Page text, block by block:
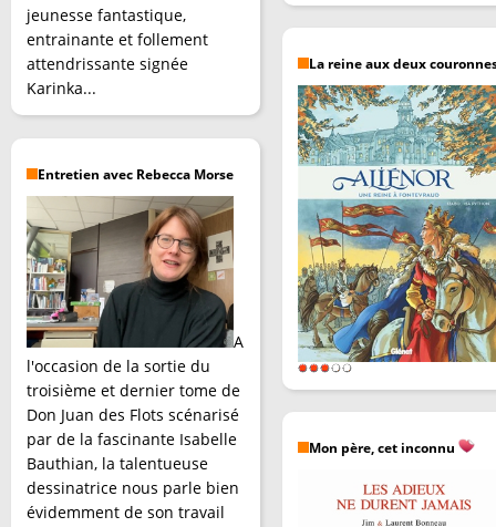
jeunesse fantastique,
entrainante et follement
attendrissante signée
Karinka...
Entretien avec Rebecca Morse
A
l'occasion de la sortie du
troisième et dernier tome de
Don Juan des Flots scénarisé
par de la fascinante Isabelle
Bauthian, la talentueuse
dessinatrice nous parle bien
évidemment de son travail
La reine aux deux
Mon père, cet inconnu